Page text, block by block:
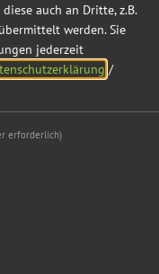
auch an Dritte, z.B.
werden. Sie
jederzeit
/
erforderlich)